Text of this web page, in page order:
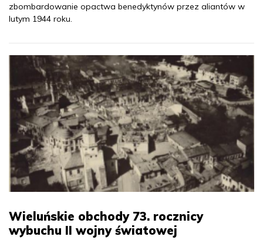
zbombardowanie opactwa benedyktynów przez aliantów w
lutym 1944 roku.
Wieluńskie obchody 73. rocznicy
wybuchu II wojny światowej